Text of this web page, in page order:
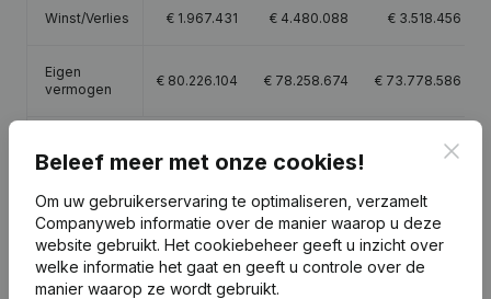
Winst/Verlies € 1.967.431 € 4.480.088 € 3.518.456
Eigen
vermogen
€ 80.226.104 € 78.258.674 € 73.778.586
-33.624
Publicatiesvan Thyrsel - Immo
Beleef meer met onze cookies!
Om uw gebruikerservaring te optimaliseren, verzamelt
Companyweb informatie over de manier waarop u deze
website gebruikt. Het cookiebeheer geeft u inzicht over
welke informatie het gaat en geeft u controle over de
manier waarop ze wordt gebruikt.